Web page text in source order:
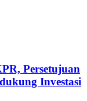
Persetujuan
Investasi